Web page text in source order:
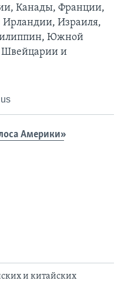
Канады, Франции,
Израиля,
Южной
и
Америки»
и китайских